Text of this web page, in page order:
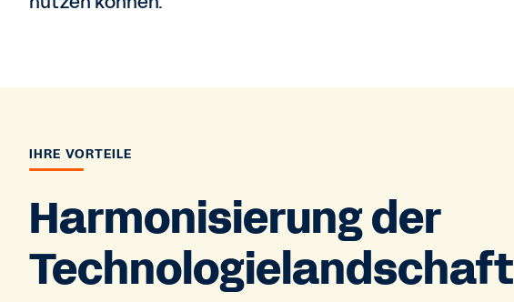
IHRE VORTEILE
Harmonisierung der
Technologielandschaft